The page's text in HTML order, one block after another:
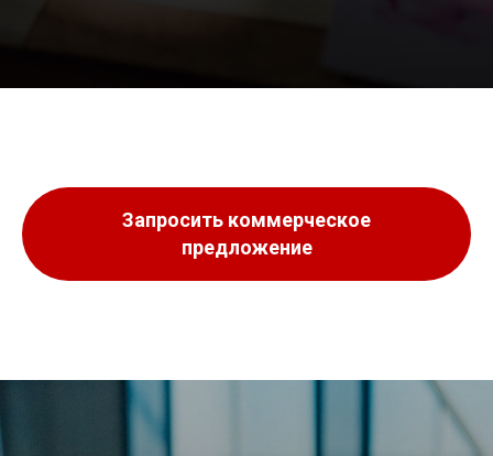
Запросить коммерческое
предложение